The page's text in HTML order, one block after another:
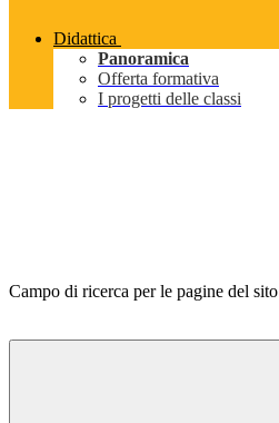
Didattica
Panoramica
Offerta formativa
I progetti delle classi
Campo di ricerca per le pagine del sito